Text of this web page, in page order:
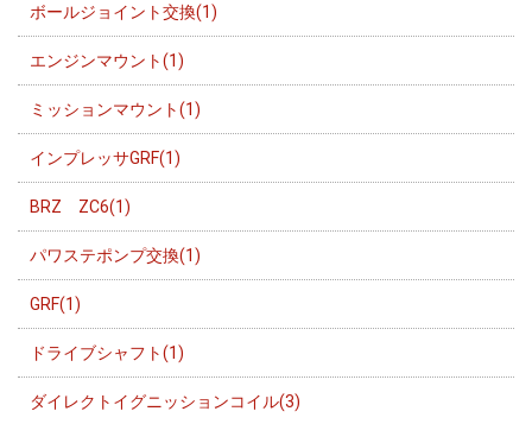
ボールジョイント交換(1)
エンジンマウント(1)
ミッションマウント(1)
インプレッサGRF(1)
BRZ ZC6(1)
パワステポンプ交換(1)
GRF(1)
ドライブシャフト(1)
ダイレクトイグニッションコイル(3)